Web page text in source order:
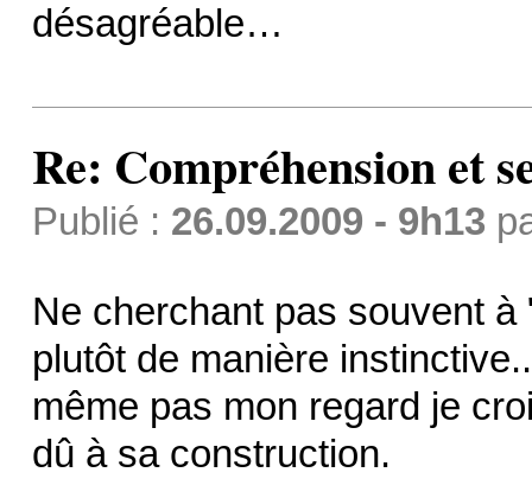
désagréable…
Re: Compréhension et
Publié : 26.09.2009 - 9h13
Ne cherchant pas souvent
plutôt de manière
même pas mon regard je
dû à sa construction.